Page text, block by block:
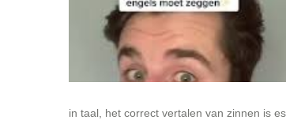
in taal, het correct vertalen van zinnen is